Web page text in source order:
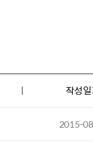
작성
2015-